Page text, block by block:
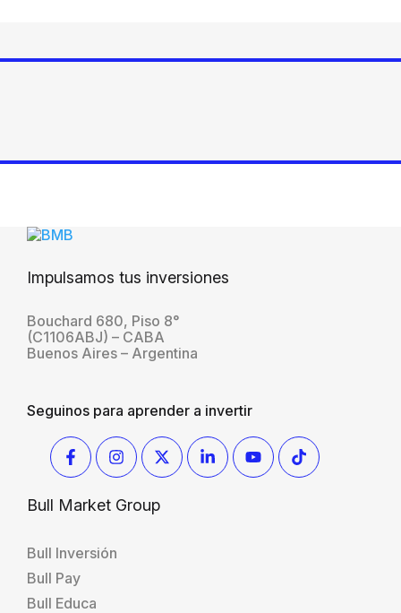
Impulsamos tus inversiones
Bouchard 680, Piso 8°
(C1106ABJ) – CABA
Buenos Aires – Argentina
Seguinos para aprender a invertir
Bull Market Group
Bull Inversión
Bull Pay
Bull Educa